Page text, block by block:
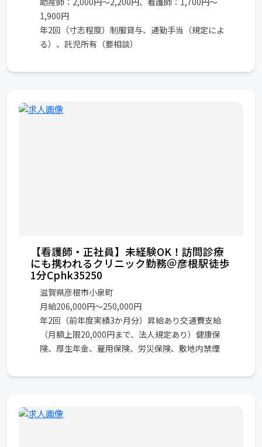
1,900円
年2回（寸志程度）制服貸与、通勤手当（規定によ
る）、託児所有（要相談）
【看護師・正社員】未経験OK！訪問診療
にも携われるクリニック勤務＠彦根駅徒歩
1分Cphk35250
滋賀県彦根市小泉町
月給206,000円～250,000円
年2回（前年度実績3か月分）昇給あり交通費支給
（月額上限20,000円まで、法人規定あり）健康保
険、厚生年金、雇用保険、労災保険、敷地内禁煙